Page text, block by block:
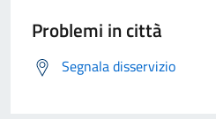
Problemi in città
Segnala disservizio